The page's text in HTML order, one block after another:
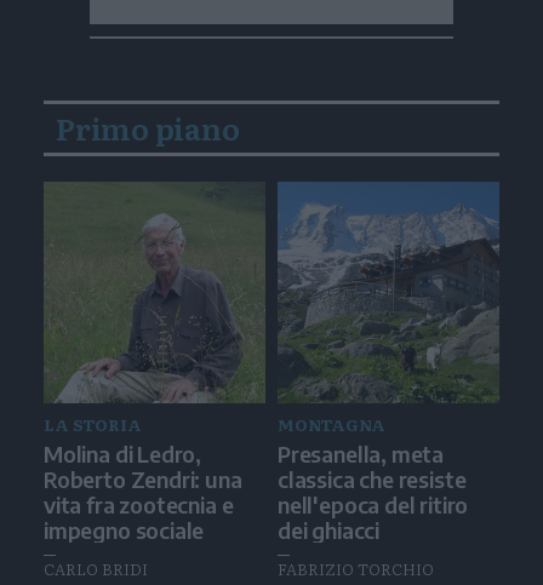
Primo piano
LA STORIA
Molina di Ledro,
Roberto Zendri: una
vita fra zootecnia e
impegno sociale
CARLO BRIDI
MONTAGNA
Presanella, meta
classica che resiste
nell'epoca del ritiro
dei ghiacci
FABRIZIO TORCHIO